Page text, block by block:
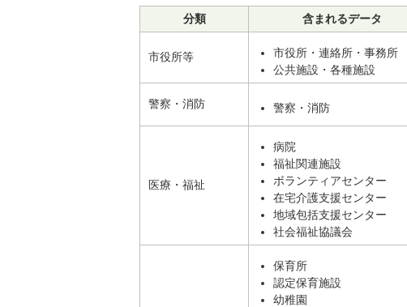
分類
含まれるデータ
市役所等
市役所・連絡所・事務所
公共施設・各種施設
警察・消防 警察・消防
医療・福祉
病院
福祉関連施設
ボランティアセンター
在宅介護支援センター
地域包括支援センター
社会福祉協議会
保育所
認定保育施設
幼稚園